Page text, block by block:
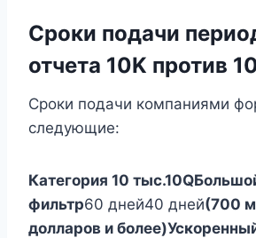
Сроки подачи
отчета 10K против
Сроки подачи компаниями
следующие:
Категория 10 тыс.10Q
фильтр60 дней40 дней(700
долларов и более)